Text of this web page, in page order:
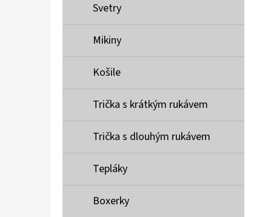
Svetry
Mikiny
Košile
Trička s krátkým rukávem
Trička s dlouhým rukávem
Tepláky
Boxerky